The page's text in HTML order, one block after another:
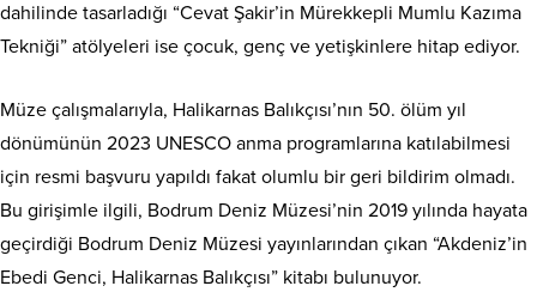
dahilinde tasarladığı “Cevat Şakir’in Mürekkepli Mumlu Kazıma
Tekniği” atölyeleri ise çocuk, genç ve yetişkinlere hitap ediyor.
Müze çalışmalarıyla, Halikarnas Balıkçısı’nın 50. ölüm yıl
dönümünün 2023 UNESCO anma programlarına katılabilmesi
için resmi başvuru yapıldı fakat olumlu bir geri bildirim olmadı.
Bu girişimle ilgili, Bodrum Deniz Müzesi’nin 2019 yılında hayata
geçirdiği Bodrum Deniz Müzesi yayınlarından çıkan “Akdeniz’in
Ebedi Genci, Halikarnas Balıkçısı” kitabı bulunuyor.